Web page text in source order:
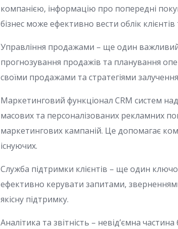
компанією, інформацію про попередні
бізнес може ефективно вести облік
Управління продажами – ще один важливий
прогнозування продажів та планування
своїми продажами та стратегіями
Маркетинговий функціонал CRM систем
масових та персоналізованих рекламних
маркетингових кампаній. Це допомагає
існуючих.
Служба підтримки клієнтів – ще один
ефективно керувати запитами,
якісну підтримку.
Аналітика та звітність – невід’ємна частина